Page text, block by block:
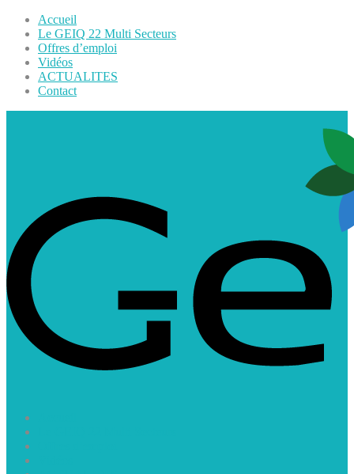
Accueil
Le GEIQ 22 Multi Secteurs
Offres d’emploi
Vidéos
ACTUALITES
Contact